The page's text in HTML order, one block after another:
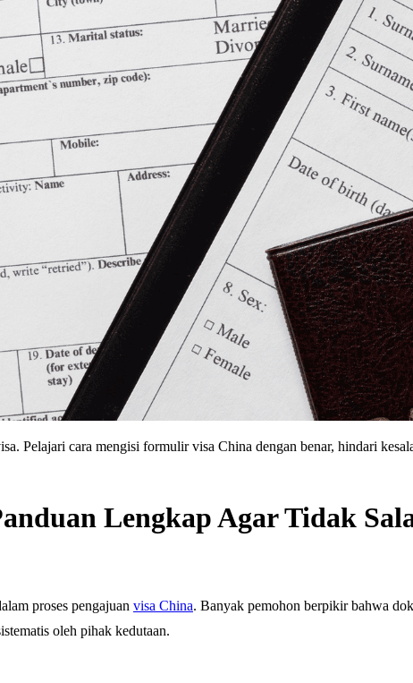
Pelajari cara mengisi formulir visa China dengan benar, hindari
Lengkap Agar Tidak
proses pengajuan visa China. Banyak pemohon berpikir bahwa
oleh pihak kedutaan.